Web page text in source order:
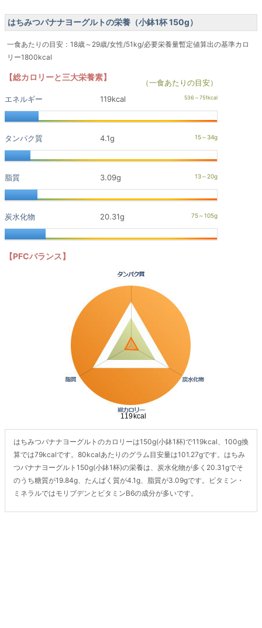
はちみつバナナヨーグルトの栄養（小鉢1杯 150g）
一食あたりの目安：18歳～29歳/女性/51kg/必要栄養量暫定値算出の基準カロ
リー1800kcal
【総カロリーと三大栄養素】
（一食あたりの目安）
エネルギー
119kcal
タンパク質 4.1g
脂質 3.09g
炭水化物 20.31g
【PFCバランス】
はちみつバナナヨーグルトのカロリーは150g(小鉢1杯)で119kcal、100g換
算では79kcalです。80kcalあたりのグラム目安量は101.27gです。はちみ
つバナナヨーグルト150g(小鉢1杯)の栄養は、炭水化物が多く20.31gでそ
のうち糖質が19.84g、たんぱく質が4.1g、脂質が3.09gです。ビタミン・
ミネラルではモリブデンとビタミンB6の成分が多いです。